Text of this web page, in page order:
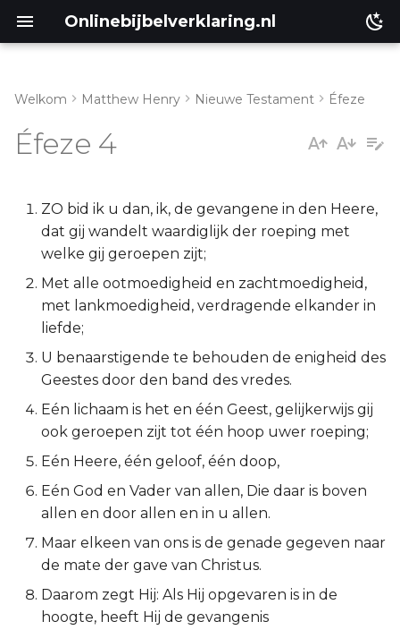
Onlinebijbelverklaring.nl
Leviticus
Numeri
Deuteronomium
Richteren
Ruth
1 Samuël
2 Samuël
1 Koningen
2 Koningen
Eféze 4:2-16
Eféze 4:17-32
Welkom Matthew Henry Nieuwe Testament Éfeze
Éfeze 4
ZO bid ik u dan, ik, de gevangene in den Heere,
dat gij wandelt waardiglijk der roeping met
welke gij geroepen zijt;
Met alle ootmoedigheid en zachtmoedigheid,
met lankmoedigheid, verdragende elkander in
liefde;
U benaarstigende te behouden de enigheid des
Geestes door den band des vredes.
Eén lichaam is het en één Geest, gelijkerwijs gij
ook geroepen zijt tot één hoop uwer roeping;
Eén Heere, één geloof, één doop,
Eén God en Vader van allen, Die daar is boven
allen en door allen en in u allen.
Maar elkeen van ons is de genade gegeven naar
de mate der gave van Christus.
Daarom zegt Hij: Als Hij opgevaren is in de
hoogte, heeft Hij de gevangenis